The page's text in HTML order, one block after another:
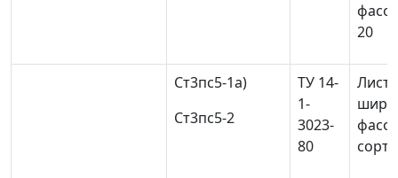
20
Ст3пс5-1а)
Ст3пс5-2
ТУ 14-
1-
3023-
80